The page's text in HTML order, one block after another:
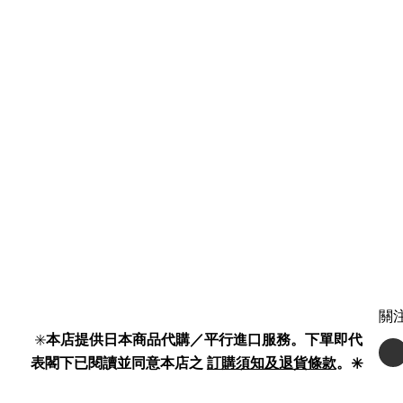
✳️本店提供日本商品代購／平行進口服務。下單即代
表閣下已閱讀並同意本店之 訂購須知及退貨條款。✳️
關